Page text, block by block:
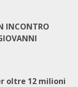
INCONTRO
oltre 12 milioni